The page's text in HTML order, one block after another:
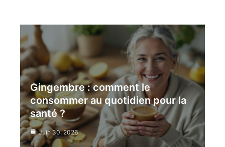
Gingembre : comment le
consommer au quotidien pour la
santé ?
Juin 30, 2026